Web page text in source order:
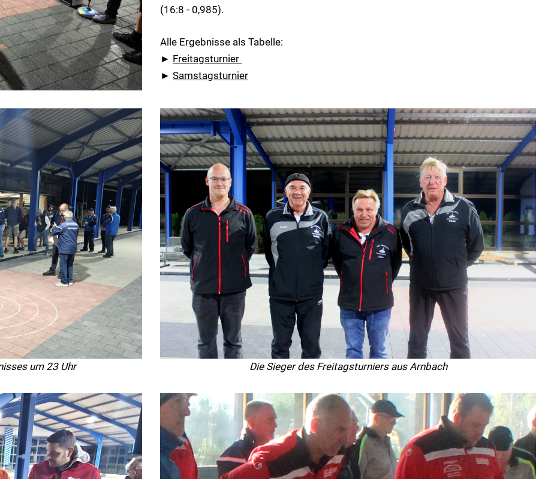
(16:8 - 0,985).
Alle Ergebnisse als Tabelle:
► Freitagsturnier
► Samstagsturnier
um 23 Uhr Die Sieger des Freitagsturniers aus Arnbach